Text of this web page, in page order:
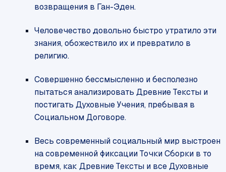
возвращения в Ган-Эден.
Человечество довольно быстро утратило эти
знания, обожествило их и превратило в
религию.
Совершенно бессмысленно и бесполезно
пытаться анализировать Древние Тексты и
постигать Духовные Учения, пребывая в
Социальном Договоре.
Весь современный социальный мир выстроен
на современной фиксации Точки Сборки в то
время, как Древние Тексты и все Духовные